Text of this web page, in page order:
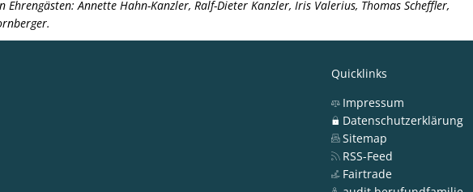
Annette Hahn-Kanzler, Ralf-Dieter Kanzler, Iris Valerius, Thomas Scheffler,
Quicklinks
Impressum
Datenschutzerklärung
Sitemap
RSS-Feed
Fairtrade